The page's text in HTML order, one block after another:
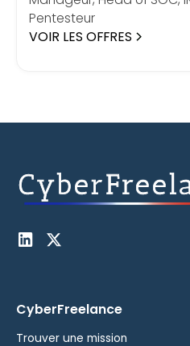
Pentesteur
VOIR LES OFFRES
CyberFreelance
Trouver une mission